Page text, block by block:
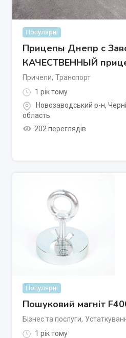
Популярні
Прицепы Днепр с
КАЧЕСТВЕННЫЙ
Причепи, Транспорт
1 рік тому
Новозаводський р-н,
область
202 переглядів
Популярні
Пошуковий магніт
Бізнес та послуги,
1 рік тому